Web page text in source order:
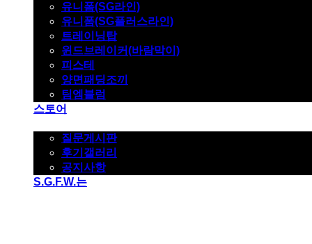
유니폼(SG라인)
유니폼(SG플러스라인)
트레이닝탑
윈드브레이커(바람막이)
피스테
양면패딩조끼
팀엠블럼
스토어
질문게시판
후기갤러리
공지사항
S.G.F.W.는